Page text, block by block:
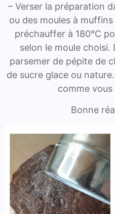
– Verser la préparation
ou des moules à
préchauffer à 180°C
selon le moule choisi.
parsemer de pépite de
de sucre glace ou
comme
Bonne